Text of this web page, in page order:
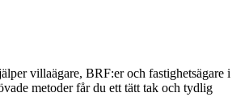
villaägare, BRF:er och fastighetsägare i
metoder får du ett tätt tak och tydlig